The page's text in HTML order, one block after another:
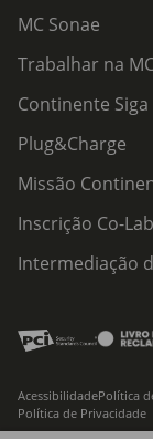
MC Sonae
Trabalhar na
Continente Siga
Plug&Charge
Missão
Inscrição Co-Lab
Intermediação
AcessibilidadePolítica
Política de Privacidade